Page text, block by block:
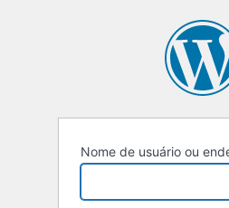
Nome de usuário ou